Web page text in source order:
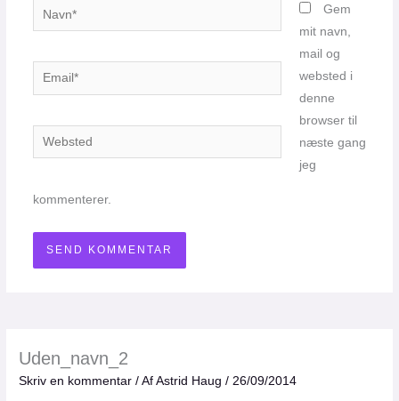
Navn*
Email*
Websted
Gem
mit navn,
mail og
websted i
denne
browser til
næste gang
jeg
kommenterer.
Uden_navn_2
Skriv en kommentar / AfAstrid Haug/ 26/09/2014